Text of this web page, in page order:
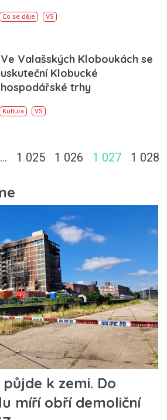
Co se děje VS
Ve Valašských Kloboukách se
uskuteční Klobucké
hospodářské trhy
Kultura VS
… 1 025 1 026 1 027 1 028